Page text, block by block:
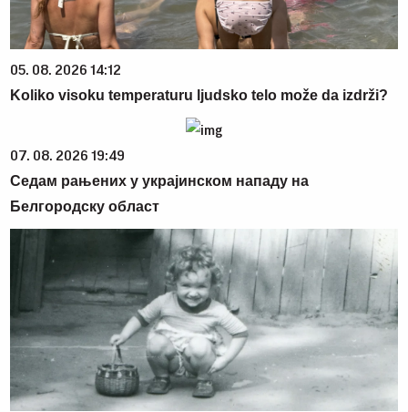
05. 08. 2026 14:12
Koliko visoku temperaturu ljudsko telo može da izdrži?
07. 08. 2026 19:49
Седам рањених у украјинском нападу на
Белгородску област